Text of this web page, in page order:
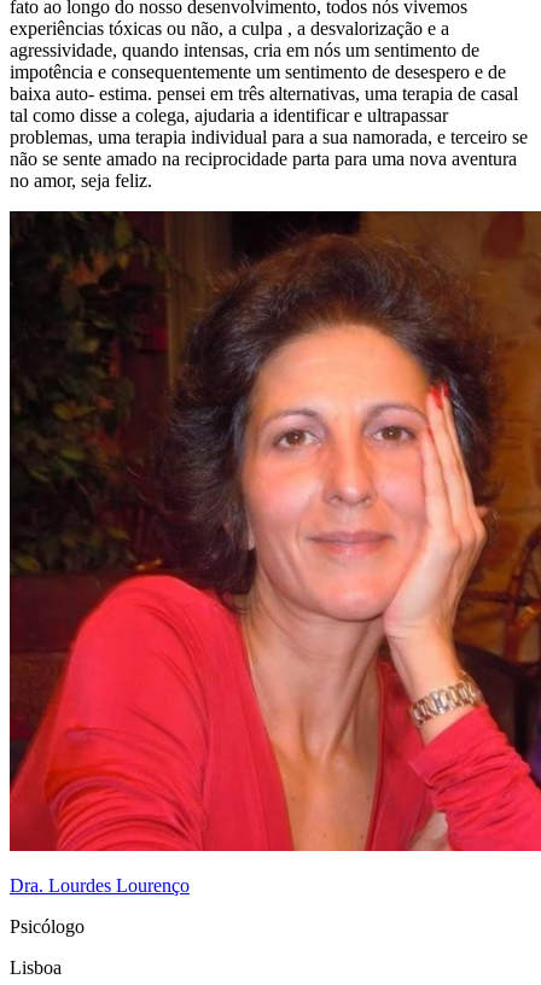
fato ao longo do nosso desenvolvimento, todos nós vivemos
experiências tóxicas ou não, a culpa , a desvalorização e a
agressividade, quando intensas, cria em nós um sentimento de
impotência e consequentemente um sentimento de desespero e de
baixa auto- estima. pensei em três alternativas, uma terapia de casal
tal como disse a colega, ajudaria a identificar e ultrapassar
problemas, uma terapia individual para a sua namorada, e terceiro se
não se sente amado na reciprocidade parta para uma nova aventura
no amor, seja feliz.
Dra. Lourdes Lourenço
Psicólogo
Lisboa